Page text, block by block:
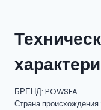
БРЕНД: POWSEA
Страна происхождения